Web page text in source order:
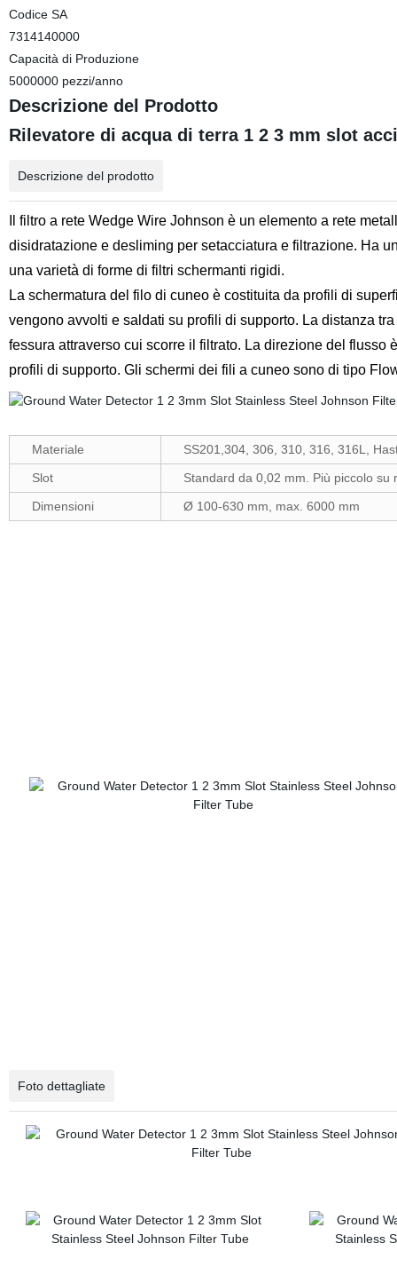
Codice SA
7314140000
Capacità di Produzione
5000000 pezzi/anno
Descrizione del Prodotto
Rilevatore di acqua di terra 1 2 3 mm slot
Descrizione del prodotto
Il filtro a rete Wedge Wire Johnson è un elemento a rete
disidratazione e desliming per setacciatura e filtrazione. Ha
una varietà di forme di filtri schermanti rigidi.
La schermatura del filo di cuneo è costituita da profili di
vengono avvolti e saldati su profili di supporto. La distanza
fessura attraverso cui scorre il filtrato. La direzione del
profili di supporto. Gli schermi dei fili a cuneo sono di tipo
Materiale
SS201,304, 306, 310, 316, 316L,
Slot
Standard da 0,02 mm. Più piccolo su
Dimensioni
Ø 100-630 mm, max. 6000 mm
Foto dettagliate